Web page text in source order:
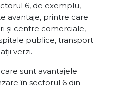
6, de exemplu,
avantaje, printre care
și centre comerciale,
publice, transport
verzi.
sunt avantajele
în sectorul 6 din